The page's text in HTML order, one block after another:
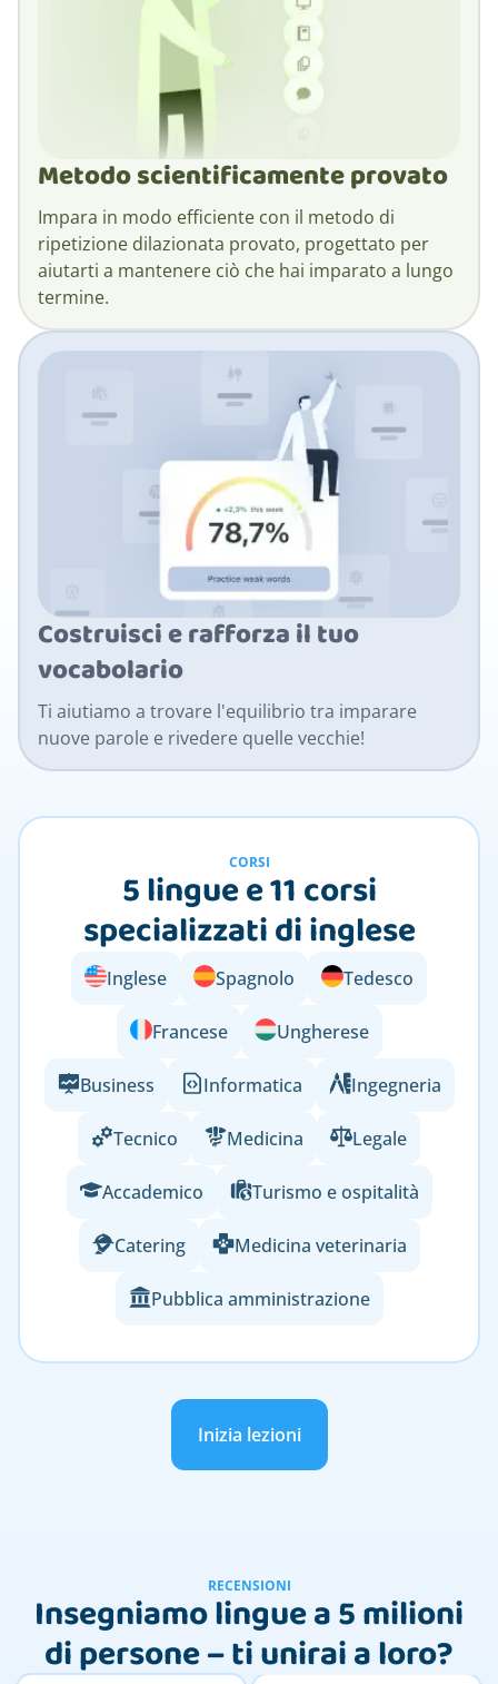
Metodo scientificamente provato
Impara in modo efficiente con il metodo di
ripetizione dilazionata provato, progettato per
aiutarti a mantenere ciò che hai imparato a lungo
termine.
Costruisci e rafforza il tuo
vocabolario
Ti aiutiamo a trovare l'equilibrio tra imparare
nuove parole e rivedere quelle vecchie!
CORSI
5 lingue e 11 corsi
specializzati di inglese
Inglese Spagnolo Tedesco
Francese Ungherese
Business Informatica Ingegneria
Tecnico Medicina Legale
Accademico Turismo e ospitalità
Catering Medicina veterinaria
Pubblica amministrazione
Inizia lezioni
RECENSIONI
Insegniamo lingue a 5 milioni
di persone – ti unirai a loro?